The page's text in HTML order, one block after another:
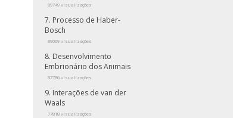
89749 visualizações
Processo de Haber-
Bosch
89009 visualizações
Desenvolvimento
Embrionário dos Animais
87786 visualizações
Interações de van der
Waals
77818 visualizações